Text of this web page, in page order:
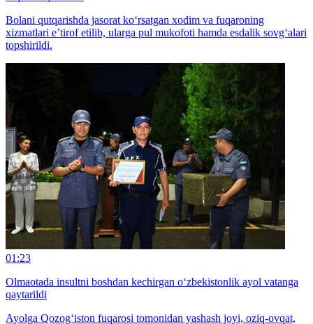
Bolani qutqarishda jasorat ko‘rsatgan xodim va fuqaroning
xizmatlari e’tirof etilib, ularga pul mukofoti hamda esdalik sovg‘alari
topshirildi.
01:23
Olmaotada insultni boshdan kechirgan o‘zbekistonlik ayol vatanga
qaytarildi
Ayolga Qozog‘iston fuqarosi tomonidan yashash joyi, oziq-ovqat,